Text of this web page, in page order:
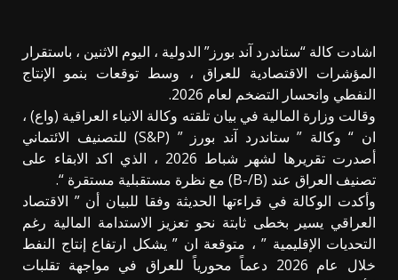
اشادت كالة “ستاندرد آند بورز” الدولية ، اليوم الاثنين ، باستقرار
المؤشرات الاقتصادية للعراق ، وسط توقعات بنمو الإنتاج
النفطي وانحسار التضخم لعام 2026.
وقالت وزارة المالية في بيان تلقته وكالة الانباء العراقية (واع) ،
ان “​ وكالة ” ستاندرد آند بورز ” (S&P) للتصنيف الائتماني
أصدرت تقريرها لشهر شباط 2026 ، الذي اكد الابقاء على
تصنيف العراق عند (B-/B) مع نظرة مستقبلية مستقرة “.
وأكدت الوكالة في قراءتها الحديثة وفقا للبيان أن ” الاقتصاد
العراقي يسير بخطى ثابتة نحو تعزيز الاستدامة المالية رغم
التحديات الإقليمية ” ، متوقعة ان ” يشكل ارتفاع إنتاج النفط
خلال عام 2026 دعماً محورياً للعراق في مواجهة تقلبات